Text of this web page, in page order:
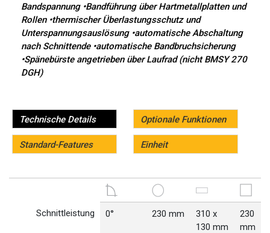
Bandspannung •Bandführung über Hartmetallplatten und
Rollen •thermischer Überlastungsschutz und
Unterspannungsauslösung •automatische Abschaltung
nach Schnittende •automatische Bandbruchsicherung
•Spänebürste angetrieben über Laufrad (nicht BMSY 270
DGH)
Technische Details Optionale Funktionen
Standard-Features Einheit
Schnittleistung 0° 230 mm
310 x
130 mm
230
mm